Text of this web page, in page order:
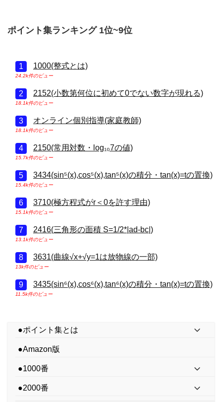
ポイント集ランキング 1位~9位
1000(整式とは)
24.2k件のビュー
2152(小数第何位に初めて0でない数字が現れる)
18.1k件のビュー
オンライン個別指導(家庭教師)
18.1k件のビュー
2150(常用対数・log₁₀7の値)
15.7k件のビュー
3434(sin⁵(x),cos⁵(x),tan⁵(x)の積分・tan(x)=tの置換)
15.4k件のビュー
3710(極方程式がr＜0を許す理由)
15.1k件のビュー
2416(三角形の面積 S=1/2*|ad-bc|)
13.1k件のビュー
3631(曲線√x+√y=1は放物線の一部)
13k件のビュー
3435(sin⁶(x),cos⁶(x),tan⁶(x)の積分・tan(x)=tの置換)
11.5k件のビュー
●ポイント集とは
●Amazon版
●1000番
●2000番